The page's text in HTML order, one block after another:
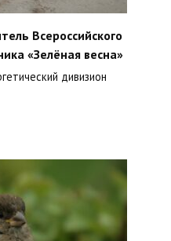
Всероссийского
«Зелёная весна»
дивизион